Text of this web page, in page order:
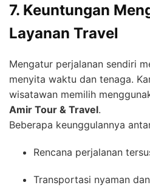
7. Keuntungan
Layanan Travel
Mengatur perjalanan sendiri
menyita waktu dan tenaga.
wisatawan memilih
Amir Tour & Travel.
Beberapa keunggulannya
Rencana perjalanan
Transportasi nyaman